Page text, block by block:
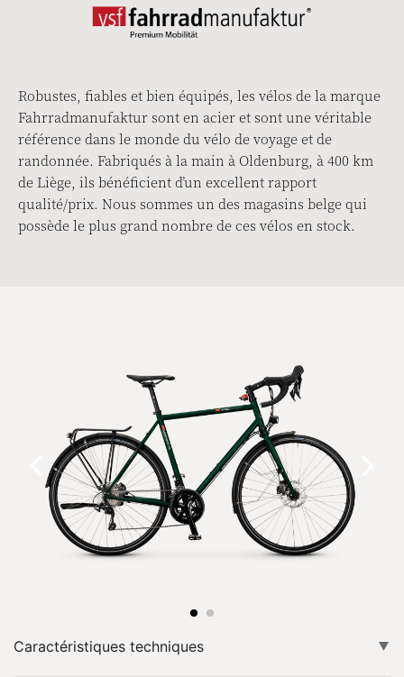
Robustes, fiables et bien équipés, les vélos de la marque
Fahrradmanufaktur sont en acier et sont une véritable
référence dans le monde du vélo de voyage et de
randonnée. Fabriqués à la main à Oldenburg, à 400 km
de Liège, ils bénéficient d’un excellent rapport
qualité/prix. Nous sommes un des magasins belge qui
possède le plus grand nombre de ces vélos en stock.
Caractéristiques techniques